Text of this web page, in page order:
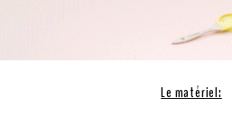
Le matériel: